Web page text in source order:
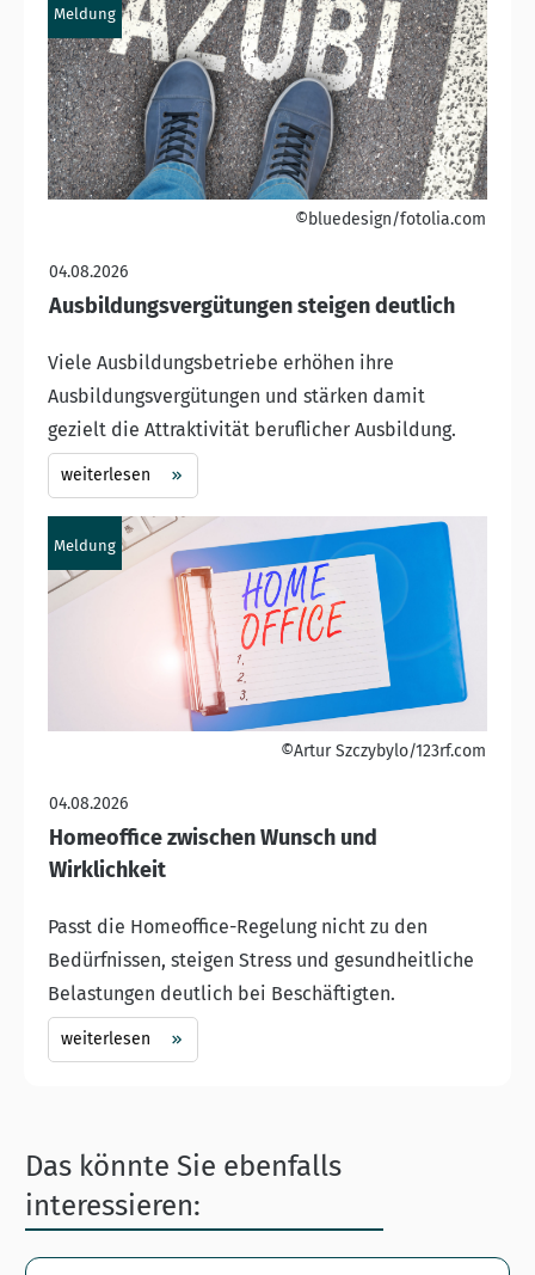
Meldung
©bluedesign/fotolia.com
04.08.2026
Ausbildungsvergütungen steigen deutlich
Viele Ausbildungsbetriebe erhöhen ihre
Ausbildungsvergütungen und stärken damit
gezielt die Attraktivität beruflicher Ausbildung.
weiterlesen
Meldung
©Artur Szczybylo/123rf.com
04.08.2026
Homeoffice zwischen Wunsch und
Wirklichkeit
Passt die Homeoffice-Regelung nicht zu den
Bedürfnissen, steigen Stress und gesundheitliche
Belastungen deutlich bei Beschäftigten.
weiterlesen
Das könnte Sie ebenfalls
interessieren: